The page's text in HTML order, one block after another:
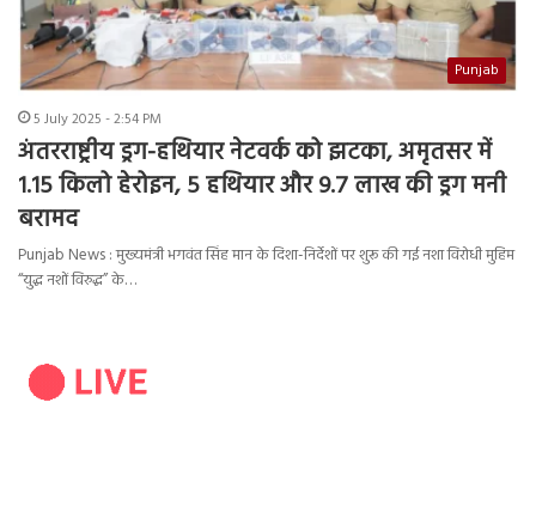
Punjab
5 July 2025 - 2:54 PM
अंतरराष्ट्रीय ड्रग-हथियार नेटवर्क को झटका, अमृतसर में
1.15 किलो हेरोइन, 5 हथियार और 9.7 लाख की ड्रग मनी
बरामद
Punjab News : मुख्यमंत्री भगवंत सिंह मान के दिशा-निर्देशों पर शुरू की गई नशा विरोधी मुहिम
“युद्ध नशों विरुद्ध” के…